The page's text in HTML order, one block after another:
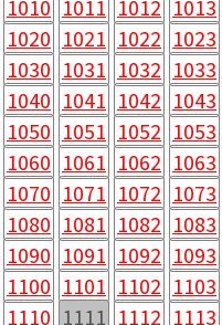
1010 1011 1012 1013
1020 1021 1022 1023
1030 1031 1032 1033
1040 1041 1042 1043
1050 1051 1052 1053
1060 1061 1062 1063
1070 1071 1072 1073
1080 1081 1082 1083
1090 1091 1092 1093
1100 1101 1102 1103
1110 1111 1112 1113